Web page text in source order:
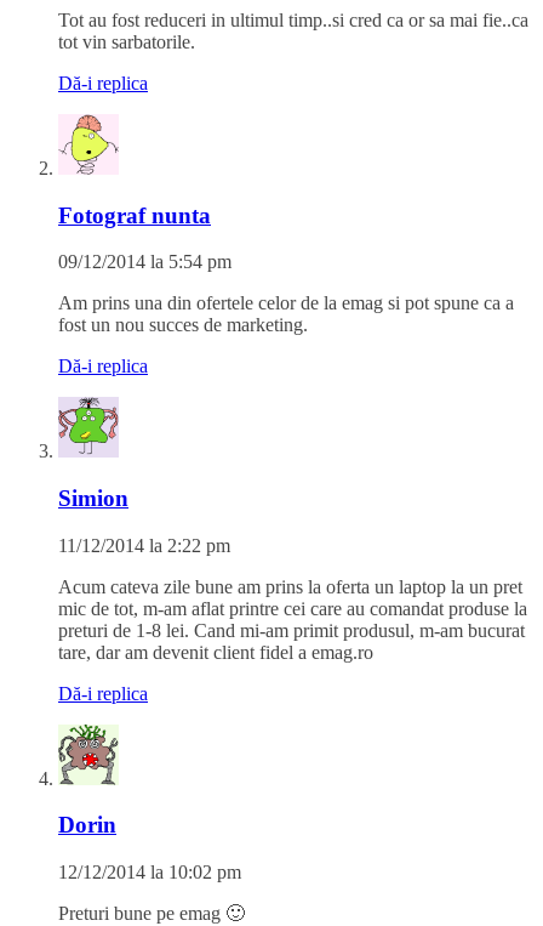
Tot au fost reduceri in ultimul timp..si cred ca or sa mai fie..ca
tot vin sarbatorile.
Dă-i replica
Fotograf nunta
09/12/2014 la 5:54 pm
Am prins una din ofertele celor de la emag si pot spune ca a
fost un nou succes de marketing.
Dă-i replica
Simion
11/12/2014 la 2:22 pm
Acum cateva zile bune am prins la oferta un laptop la un pret
mic de tot, m-am aflat printre cei care au comandat produse la
preturi de 1-8 lei. Cand mi-am primit produsul, m-am bucurat
tare, dar am devenit client fidel a emag.ro
Dă-i replica
Dorin
12/12/2014 la 10:02 pm
Preturi bune pe emag 🙂